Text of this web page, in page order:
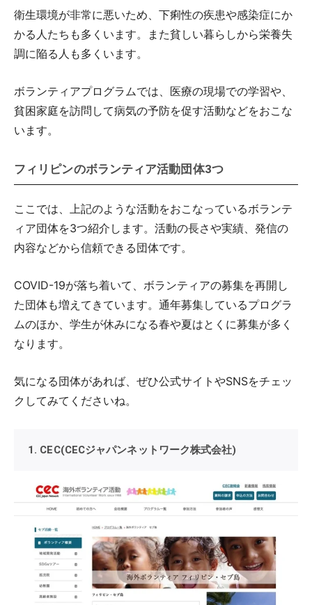
衛生環境が非常に悪いため、下痢性の疾患や感染症にか
かる人たちも多くいます。また貧しい暮らしから栄養失
調に陥る人も多くいます。
ボランティアプログラムでは、医療の現場での学習や、
貧困家庭を訪問して病気の予防を促す活動などをおこな
います。
フィリピンのボランティア活動団体3つ
ここでは、上記のような活動をおこなっているボランテ
ィア団体を3つ紹介します。活動の長さや実績、発信の
内容などから信頼できる団体です。
COVID-19が落ち着いて、ボランティアの募集を再開し
た団体も増えてきています。通年募集しているプログラ
ムのほか、学生が休みになる春や夏はとくに募集が多く
なります。
気になる団体があれば、ぜひ公式サイトやSNSをチェッ
クしてみてくださいね。
1. CEC(CECジャパンネットワーク株式会社)